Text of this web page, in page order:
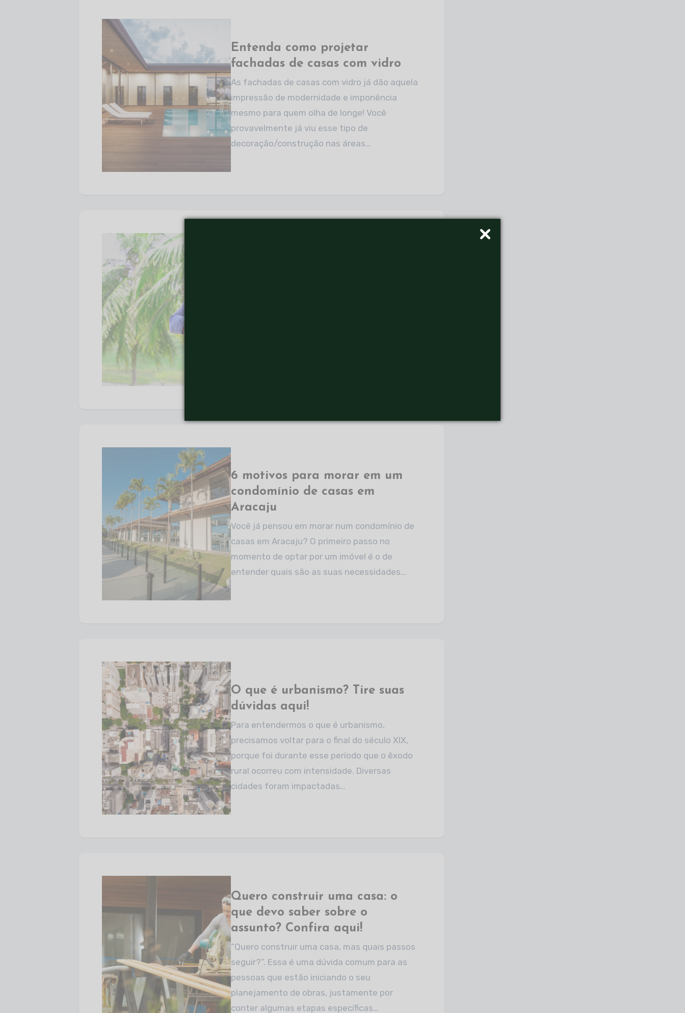
Entenda como projetar
fachadas de casas com vidro
As fachadas de casas com vidro já dão aquela
impressão de modernidade e imponência
mesmo para quem olha de longe! Você
provavelmente já viu esse tipo de
decoração/construção nas áreas…
6 motivos para morar em um
condomínio de casas em
Aracaju
Você já pensou em morar num condomínio de
casas em Aracaju? O primeiro passo no
momento de optar por um imóvel é o de
entender quais são as suas necessidades…
O que é urbanismo? Tire suas
dúvidas aqui!
Para entendermos o que é urbanismo,
precisamos voltar para o final do século XIX,
porque foi durante esse período que o êxodo
rural ocorreu com intensidade. Diversas
cidades foram impactadas…
Quero construir uma casa: o
que devo saber sobre o
assunto? Confira aqui!
“Quero construir uma casa, mas quais passos
seguir?”. Essa é uma dúvida comum para as
pessoas que estão iniciando o seu
planejamento de obras, justamente por
conter algumas etapas específicas…